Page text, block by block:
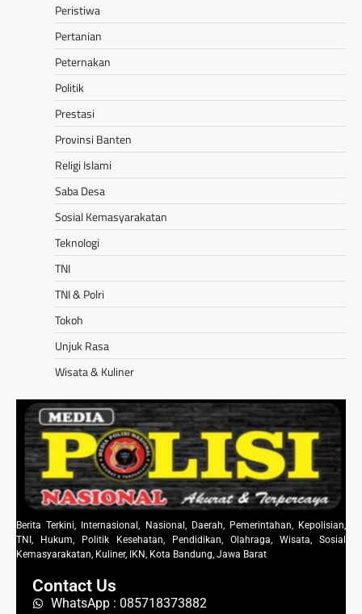
Peristiwa
Pertanian
Peternakan
Politik
Prestasi
Provinsi Banten
Religi Islami
Saba Desa
Sosial Kemasyarakatan
Teknologi
TNI
TNI & Polri
Tokoh
Unjuk Rasa
Wisata & Kuliner
Berita Terkini, Internasional, Nasional, Daerah, Pemerintahan, Kepolisian,
TNI, Hukum, Politik Kesehatan, Pendidikan, Olahraga, Wisata, Sosial
Kemasyarakatan, Kuliner, IKN, Kota Bandung, Jawa Barat
Contact Us
WhatsApp : 085718373882